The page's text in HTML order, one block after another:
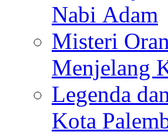
Nabi Adam
Misteri
Menjelang
Legenda
Kota